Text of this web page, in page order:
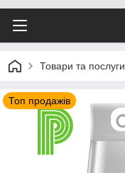
Товари та послуги
Топ продажів